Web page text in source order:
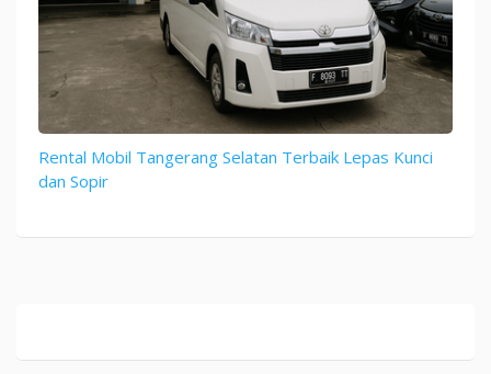
Rental Mobil Tangerang Selatan Terbaik Lepas Kunci
dan Sopir